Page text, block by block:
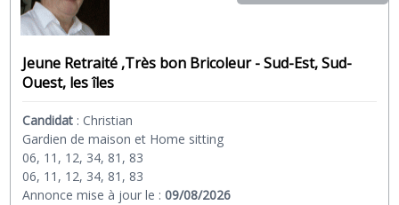
Jeune Retraité ,Très bon Bricoleur - Sud-Est, Sud-
Ouest, les îles
Candidat : Christian
Gardien de maison et Home sitting
06, 11, 12, 34, 81, 83
06, 11, 12, 34, 81, 83
Annonce mise à jour le :09/08/2026